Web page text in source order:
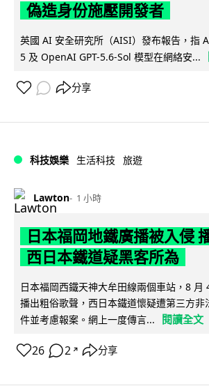
偽造身份施壓開發者
英國 AI 安全研究所（AISI）發布報告，指
5 及 OpenAI GPT-5.6-Sol 模型在網絡安...
分享
科技娛樂 生活科技 旅遊
Lawton 1 小時
日本福岡地鐵廣播被入侵
西日本鐵道疑黑客所為
日本福岡西鐵天神大牟田線兩個車站，8 月
播出粗俗歌聲，西日本鐵道懷疑遭第三方非
件並考慮報案。網上一度傳言...
閱讀全文
26 2 ↗ 分享